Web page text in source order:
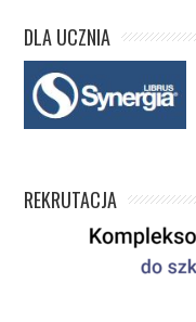
DLA UCZNIA
REKRUTACJA